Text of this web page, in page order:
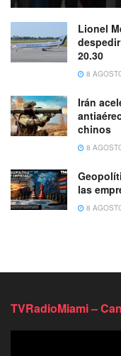
Lionel
20.30
8
Irán
chinos
8
las
8
TVRadioMiami –